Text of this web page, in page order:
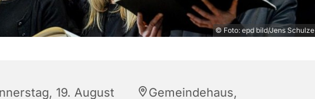
© Foto: epd bild/Jens Schulze
19. August Gemeindehaus,